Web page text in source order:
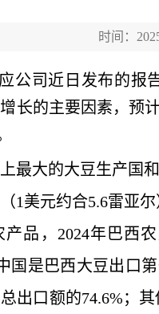
时间：
公司近日发布的报
长的主要因素，预
大的大豆生产国和
1美元约合5.6雷亚
产品，2024年巴西
国是巴西大豆出口
出口额的74.6%；